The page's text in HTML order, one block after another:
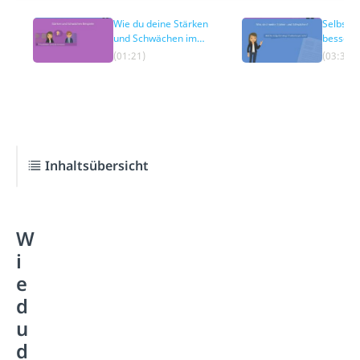
Wie du deine Stärken
und Schwächen im
Vorstellungsgespräch
(01:21)
bessere
(03:31)
Inhaltsübersicht
W
i
e
d
u
d